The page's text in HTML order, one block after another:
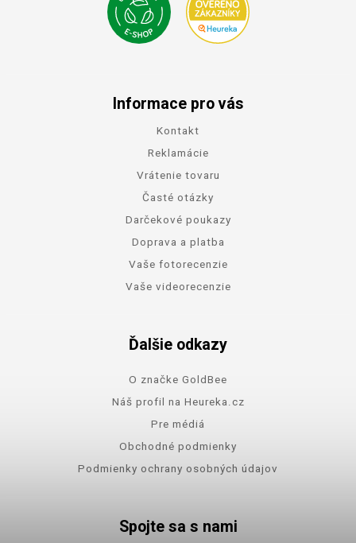
Informace pro vás
Kontakt
Reklamácie
Vrátenie tovaru
Časté otázky
Darčekové poukazy
Doprava a platba
Vaše fotorecenzie
Vaše videorecenzie
Ďalšie odkazy
O značke GoldBee
Náš profil na Heureka.cz
Pre médiá
Obchodné podmienky
Podmienky ochrany osobných údajov
Spojte sa s nami